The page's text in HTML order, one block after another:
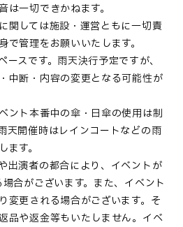
一切できかねます。
関しては施設・運営ともに一切責
管理をお願いいたします。
スです。雨天決行予定ですが、
中断・内容の変更となる可能性が
ント本番中の傘・日傘の使用は制
天開催時はレインコートなどの雨
す。
出演者の都合により、イベントが
合がございます。また、イベント
変更される場合がございます。そ
品や返金等もいたしません。イベ